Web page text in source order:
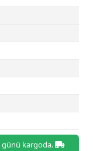
günü kargoda.